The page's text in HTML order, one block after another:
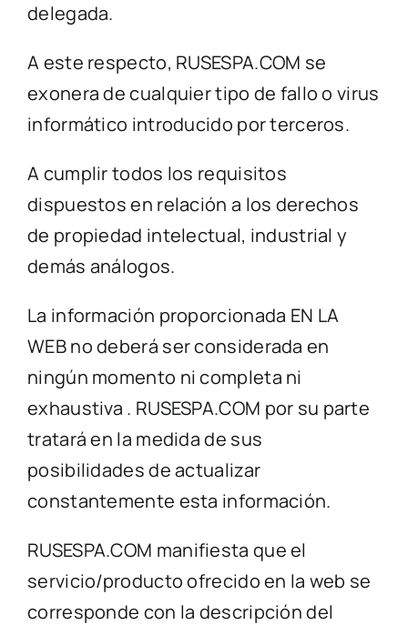
delegada.
A este respecto, RUSESPA.COM se
exonera de cualquier tipo de fallo o virus
informático introducido por terceros.
A cumplir todos los requisitos
dispuestos en relación a los derechos
de propiedad intelectual, industrial y
demás análogos.
La información proporcionada EN LA
WEB no deberá ser considerada en
ningún momento ni completa ni
exhaustiva . RUSESPA.COM por su parte
tratará en la medida de sus
posibilidades de actualizar
constantemente esta información.
RUSESPA.COM manifiesta que el
servicio/producto ofrecido en la web se
corresponde con la descripción del